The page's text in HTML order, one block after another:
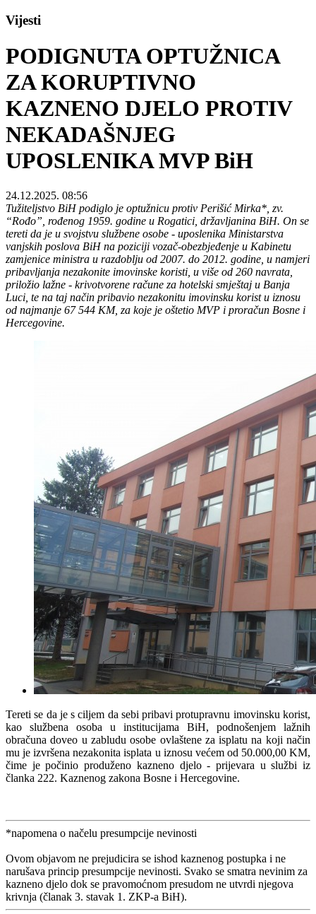
Vijesti
PODIGNUTA OPTUŽNICA
ZA KORUPTIVNO
KAZNENO DJELO PROTIV
NEKADAŠNJEG
UPOSLENIKA MVP BiH
24.12.2025. 08:56
Tužiteljstvo BiH podiglo je optužnicu protiv Perišić Mirka*, zv.
“Rođo”, rođenog 1959. godine u Rogatici, državljanina BiH. On se
tereti da je u svojstvu službene osobe - uposlenika Ministarstva
vanjskih poslova BiH na poziciji vozač-obezbjeđenje u Kabinetu
zamjenice ministra u razdoblju od 2007. do 2012. godine, u namjeri
pribavljanja nezakonite imovinske koristi, u više od 260 navrata,
priložio lažne - krivotvorene račune za hotelski smještaj u Banja
Luci, te na taj način pribavio nezakonitu imovinsku korist u iznosu
od najmanje 67 544 KM, za koje je oštetio MVP i proračun Bosne i
Hercegovine.
Tereti se da je s ciljem da sebi pribavi protupravnu imovinsku korist,
kao službena osoba u institucijama BiH, podnošenjem lažnih
obračuna doveo u zabludu osobe ovlaštene za isplatu na koji način
mu je izvršena nezakonita isplata u iznosu većem od 50.000,00 KM,
čime je počinio produženo kazneno djelo - prijevara u službi iz
članka 222. Kaznenog zakona Bosne i Hercegovine.
*napomena o načelu presumpcije nevinosti
Ovom objavom ne prejudicira se ishod kaznenog postupka i ne
narušava princip presumpcije nevinosti. Svako se smatra nevinim za
kazneno djelo dok se pravomoćnom presudom ne utvrdi njegova
krivnja (članak 3. stavak 1. ZKP-a BiH).